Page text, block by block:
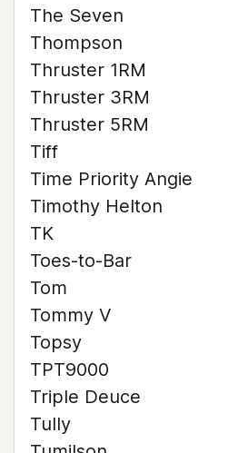
The Seven
Thompson
Thruster 1RM
Thruster 3RM
Thruster 5RM
Tiff
Time Priority Angie
Timothy Helton
TK
Toes-to-Bar
Tom
Tommy V
Topsy
TPT9000
Triple Deuce
Tully